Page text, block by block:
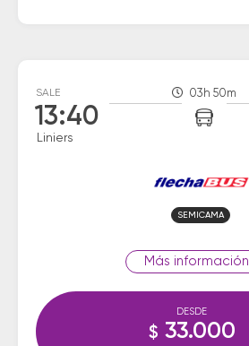
SALE
13:40
Liniers
03h 50m
SEMICAMA
información
DESDE
$ 33.000